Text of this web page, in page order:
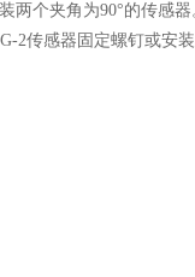
两个夹角为90°的传感
2传感器固定螺钉或安